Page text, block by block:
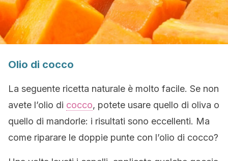
Olio di cocco
La seguente ricetta naturale è molto facile. Se non
avete l’olio di cocco, potete usare quello di oliva o
quello di mandorle: i risultati sono eccellenti. Ma
come riparare le doppie punte con l’olio di cocco?